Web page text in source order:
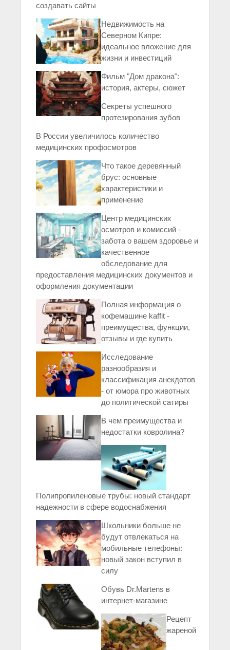
создавать сайты
Недвижимость на
Северном Кипре:
идеальное вложение для
жизни и инвестиций
Фильм "Дом дракона":
история, актеры, сюжет
Секреты успешного
протезирования зубов
В России увеличилось количество
медицинских профосмотров
Что такое деревянный
брус: основные
характеристики и
применение
Центр медицинских
осмотров и комиссий -
забота о вашем здоровье и
качественное
обследование для
предоставления медицинских документов и
оформления документации
Полная информация о
кофемашине kaffit -
преимущества, функции,
отзывы и где купить
Исследование
разнообразия и
классификация анекдотов
- от юмора про животных
до политической сатиры
В чем преимущества и
недостатки ковролина?
Полипропиленовые трубы: новый стандарт
надежности в сфере водоснабжения
Школьники больше не
будут отвлекаться на
мобильные телефоны:
новый закон вступил в
силу
Обувь Dr.Martens в
интернет-магазине
Рецепт
жареной